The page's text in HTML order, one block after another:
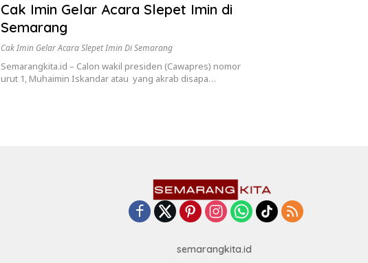
Cak Imin Gelar Acara Slepet Imin di
Semarang
Cak Imin Gelar Acara Slepet Imin Di Semarang
Semarangkita.id – Calon wakil presiden (Cawapres) nomor
urut 1, Muhaimin Iskandar atau yang akrab disapa…
semarangkita.id